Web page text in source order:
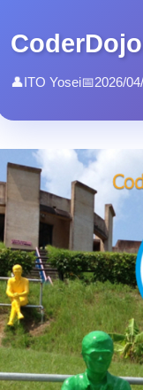
👤ITO Yosei📅2026/